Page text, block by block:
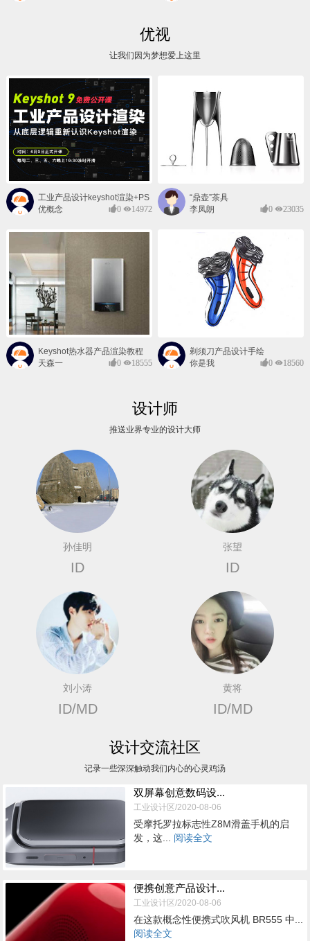
优视
让我们因为梦想爱上这里
工业产品设计keyshot渲染+PS
后期班
优概念 0 14972
“鼎壶”茶具
李凤朗
0 23035
Keyshot热水器产品渲染教程
天森一
0 18555
剃须刀产品设计手绘
你是我
0 18560
设计师
推送业界专业的设计大师
孙佳明
ID
张望
ID
刘小涛
ID/MD
黄将
ID/MD
设计交流社区
记录一些深深触动我们内心的心灵鸡汤
双屏幕创意数码设...
工业设计区/2020-08-06
受摩托罗拉标志性Z8M滑盖手机的启
发，这... 阅读全文
便携创意产品设计...
工业设计区/2020-08-06
在这款概念性便携式吹风机 BR555 中...
阅读全文